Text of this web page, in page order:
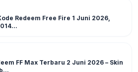
Redeem Free Fire 1 Juni 2026,
FF Max Terbaru 2 Juni 2026 – Skin